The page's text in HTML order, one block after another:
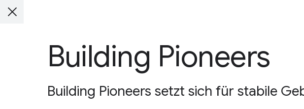
Building Pioneers
Building Pioneers setzt sich für stabile